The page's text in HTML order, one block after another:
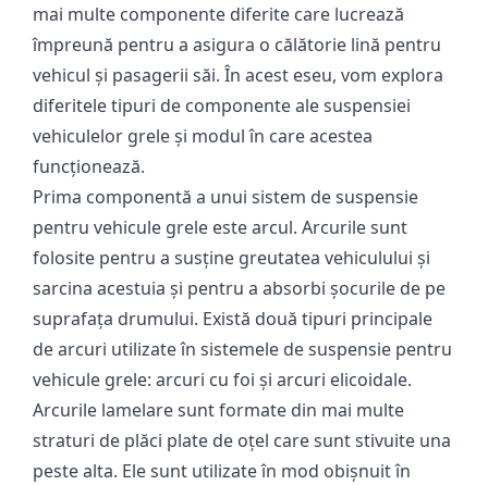
mai multe componente diferite care lucrează
împreună pentru a asigura o călătorie lină pentru
vehicul și pasagerii săi. În acest eseu, vom explora
diferitele tipuri de componente ale suspensiei
vehiculelor grele și modul în care acestea
funcționează.
Prima componentă a unui sistem de suspensie
pentru vehicule grele este arcul. Arcurile sunt
folosite pentru a susține greutatea vehiculului și
sarcina acestuia și pentru a absorbi șocurile de pe
suprafața drumului. Există două tipuri principale
de arcuri utilizate în sistemele de suspensie pentru
vehicule grele: arcuri cu foi și arcuri elicoidale.
Arcurile lamelare sunt formate din mai multe
straturi de plăci plate de oțel care sunt stivuite una
peste alta. Ele sunt utilizate în mod obișnuit în